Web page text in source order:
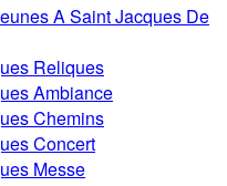
A Saint Jacques De
Reliques
Ambiance
Chemins
Concert
Messe